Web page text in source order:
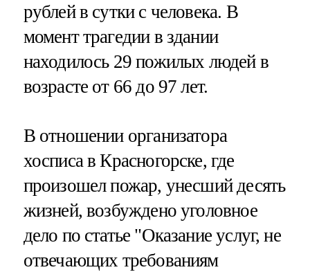
рублей в сутки с человека. В
момент трагедии в здании
находилось 29 пожилых людей в
возрасте от 66 до 97 лет.
В отношении организатора
хосписа в Красногорске, где
произошел пожар, унесший десять
жизней, возбуждено уголовное
дело по статье "Оказание услуг, не
отвечающих требованиям